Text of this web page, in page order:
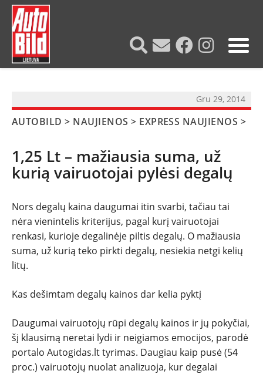
NAUJIENOS
TESTAI
NAUJI
Gru 29, 2014
AUTOBILD > NAUJIENOS > EXPRESS NAUJIENOS >
1,25 Lt – mažiausia suma, už
kurią vairuotojai pylėsi degalų
Nors degalų kaina daugumai itin svarbi, tačiau tai
nėra vienintelis kriterijus, pagal kurį vairuotojai
renkasi, kurioje degalinėje piltis degalų. O mažiausia
suma, už kurią teko pirkti degalų, nesiekia netgi kelių
litų.
Kas dešimtam degalų kainos dar kelia pyktį
Daugumai vairuotojų rūpi degalų kainos ir jų pokyčiai,
šį klausimą neretai lydi ir neigiamos emocijos, parodė
portalo Autogidas.lt tyrimas. Daugiau kaip pusė (54
proc.) vairuotojų nuolat analizuoja, kur degalai